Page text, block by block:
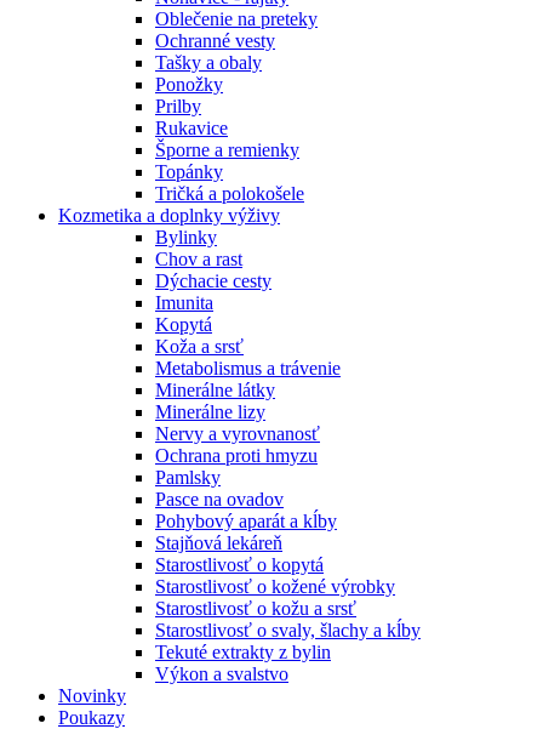
Oblečenie na preteky
Ochranné vesty
Tašky a obaly
Ponožky
Prilby
Rukavice
Šporne a remienky
Topánky
Tričká a polokošele
Kozmetika a doplnky výživy
Bylinky
Chov a rast
Dýchacie cesty
Imunita
Kopytá
Koža a srsť
Metabolismus a trávenie
Minerálne látky
Minerálne lizy
Nervy a vyrovnanosť
Ochrana proti hmyzu
Pamlsky
Pasce na ovadov
Pohybový aparát a kĺby
Stajňová lekáreň
Starostlivosť o kopytá
Starostlivosť o kožené výrobky
Starostlivosť o kožu a srsť
Starostlivosť o svaly, šlachy a kĺby
Tekuté extrakty z bylin
Výkon a svalstvo
Novinky
Poukazy